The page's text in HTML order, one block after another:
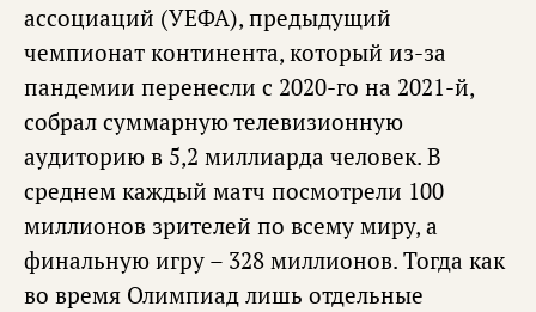
ассоциаций (УЕФА), предыдущий
чемпионат континента, который из-за
пандемии перенесли с 2020-го на 2021-й,
собрал суммарную телевизионную
аудиторию в 5,2 миллиарда человек. В
среднем каждый матч посмотрели 100
миллионов зрителей по всему миру, а
финальную игру – 328 миллионов. Тогда как
во время Олимпиад лишь отдельные